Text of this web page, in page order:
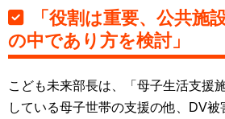
「役割は重要、公共施
の中であり方を検討」
こども未来部長は、「母子生活支援
している母子世帯の支援の他、DV被